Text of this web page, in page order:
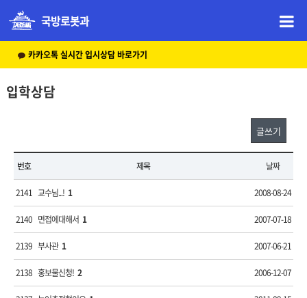
국방로봇과
카카오톡 실시간 입시상담 바로가기
입학상담
글쓰기
번호 제목 날짜
2141 교수님...! 1 2008-08-24
2140 면접에대해서 1 2007-07-18
2139 부사관 1 2007-06-21
2138 홍보물신청! 2 2006-12-07